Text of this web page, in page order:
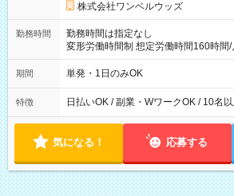
株式会社ワンベルウッズ
勤務時間
勤務時間は指定なし
変形労働時間制 想定労働時間160時間/月 【シフト例】 ・
00～20：00
期間 単発・1日のみOK
特徴 日払いOK / 副業・WワークOK / 10名
気になる！ 応募する